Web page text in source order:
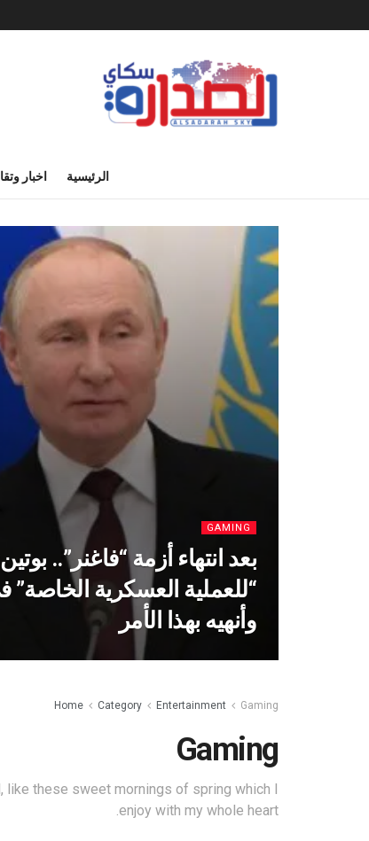
الرئيسية اخبار
GAMING
بعد انتهاء أزمة “فاغنر”..
“للعملية العسكرية الخاصة”
وأنهيه بهذا الأمر
Home Category Entertainment Gaming
Gaming
these sweet mornings of spring which I
enjoy with my whole heart.